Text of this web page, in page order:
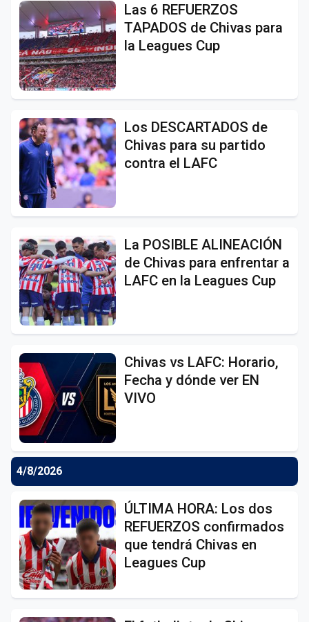
Las 6 REFUERZOS
TAPADOS de Chivas para
la Leagues Cup
Los DESCARTADOS de
Chivas para su partido
contra el LAFC
La POSIBLE ALINEACIÓN
de Chivas para enfrentar a
LAFC en la Leagues Cup
Chivas vs LAFC: Horario,
Fecha y dónde ver EN
VIVO
4/8/2026
ÚLTIMA HORA: Los dos
REFUERZOS confirmados
que tendrá Chivas en
Leagues Cup